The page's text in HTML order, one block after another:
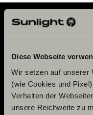
Diese Webseite
Wir setzen auf unserer
(wie Cookies und
Verhalten der
unsere Reichweite zu
Scoprire
Servizi
Now.
CONTATTI